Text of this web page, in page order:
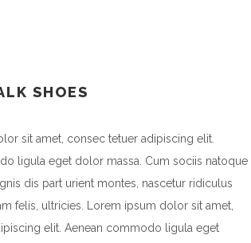
SHOES
sit amet, consec tetuer adipiscing elit.
ligula eget dolor massa. Cum sociis natoque
dis part urient montes, nascetur ridiculus
felis, ultricies. Lorem ipsum dolor sit amet,
elit. Aenean commodo ligula eget